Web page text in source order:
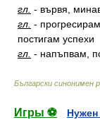
гл. - вървя,
гл. -
постигам успехи
гл. - напъпвам,
Български синонимен
Игры ⚽